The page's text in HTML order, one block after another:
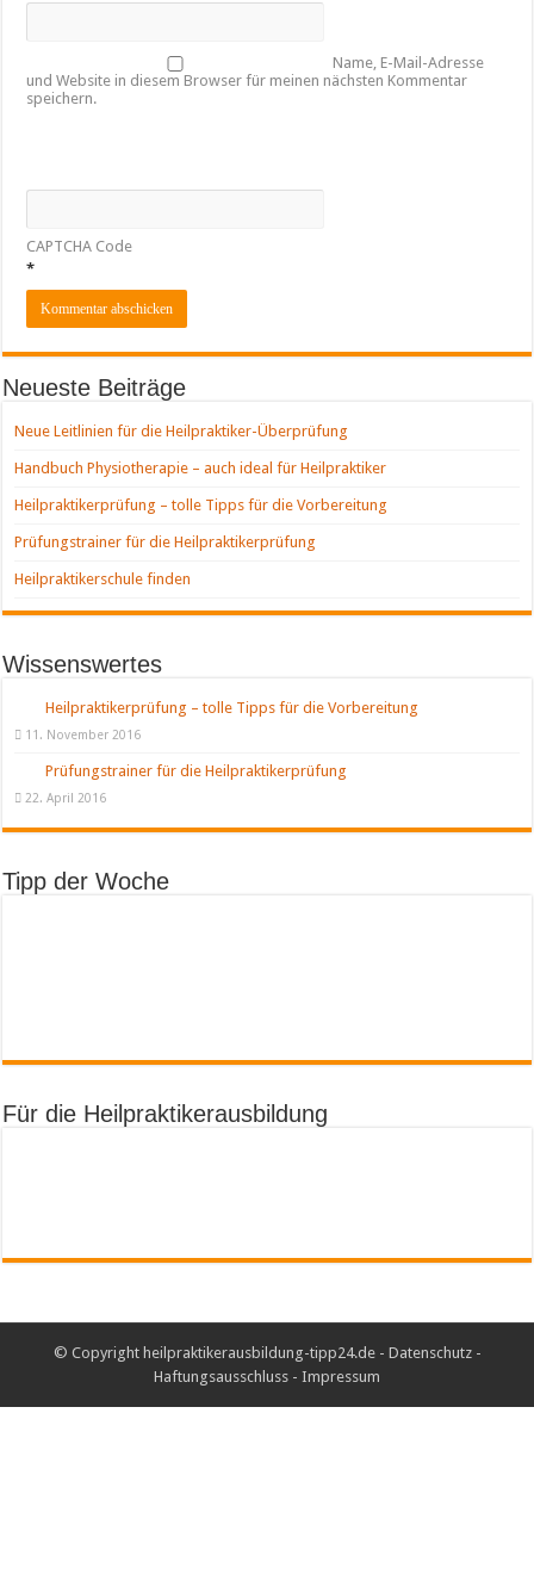
Name, E-Mail-Adresse
und Website in diesem Browser für meinen nächsten Kommentar
speichern.
CAPTCHA Code
*
Neueste Beiträge
Neue Leitlinien für die Heilpraktiker-Überprüfung
Handbuch Physiotherapie – auch ideal für Heilpraktiker
Heilpraktikerprüfung – tolle Tipps für die Vorbereitung
Prüfungstrainer für die Heilpraktikerprüfung
Heilpraktikerschule finden
Wissenswertes
Heilpraktikerprüfung – tolle Tipps für die Vorbereitung
11. November 2016
Prüfungstrainer für die Heilpraktikerprüfung
22. April 2016
Tipp der Woche
Für die Heilpraktikerausbildung
© Copyright heilpraktikerausbildung-tipp24.de - Datenschutz-
Haftungsausschluss - Impressum